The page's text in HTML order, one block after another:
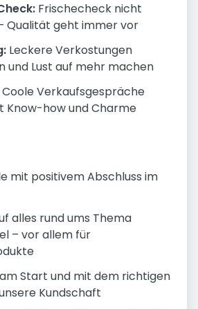
Frischecheck nicht
Qualität geht immer vor
Leckere Verkostungen
und Lust auf mehr machen
Coole Verkaufsgespräche
Know-how und Charme
mit positivem Abschluss im
alles rund ums Thema
– vor allem für
Start und mit dem richtigen
Kundschaft